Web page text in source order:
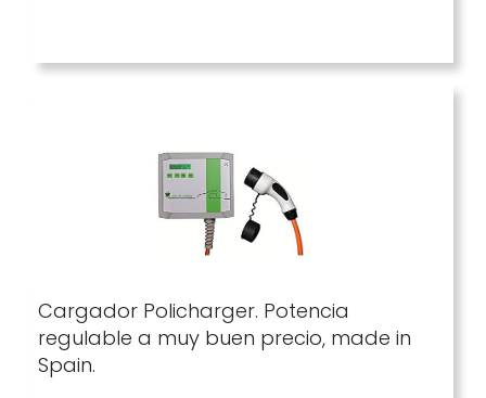
Cargador Policharger. Potencia
regulable a muy buen precio, made in
Spain.